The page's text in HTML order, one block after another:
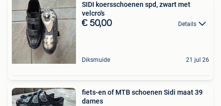
SIDI koersschoenen spd, zwart met
velcro's
€ 50,00 Details
Diksmuide 21 jul 26
fiets-en of MTB schoenen Sidi maat 39
dames